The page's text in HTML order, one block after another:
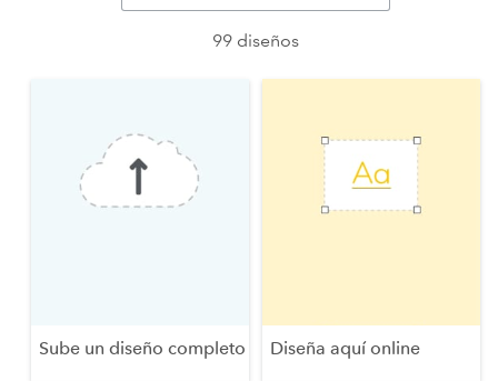
99 diseños
Sube un diseño completo Diseña aquí online